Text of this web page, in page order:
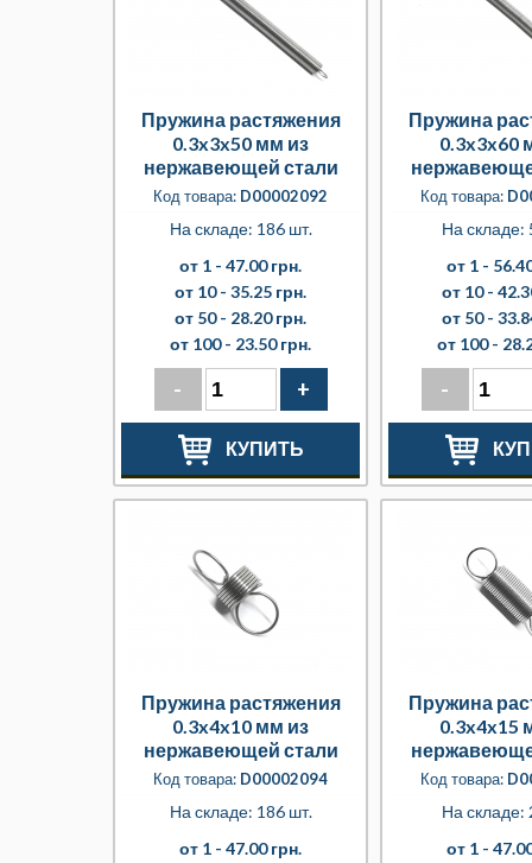
Пружина растяжения
0.3x3x50 мм из
нержавеющей стали
Код товара: D00002092
На складе: 186 шт.
от 1 - 47.00 грн.
от 10 - 35.25 грн.
от 50 - 28.20 грн.
от 100 - 23.50 грн.
- +
КУПИТЬ
Пружина
0.3x3x60
Код товара:
На складе:
от 1 -
от 10 -
от 50 -
от 100 -
-
Пружина растяжения
0.3x4x10 мм из
нержавеющей стали
Код товара: D00002094
На складе: 186 шт.
от 1 - 47.00 грн.
Пружина
0.3x4x15
Код товара:
На складе:
от 1 -